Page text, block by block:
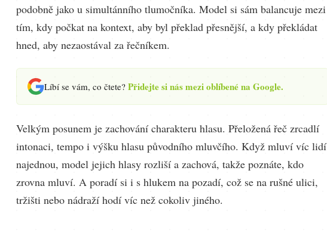
podobně jako u simultánního tlumočníka. Model si sám balancuje mezi
tím, kdy počkat na kontext, aby byl překlad přesnější, a kdy překládat
hned, aby nezaostával za řečníkem.
Líbí se vám, co čtete? Přidejte si nás mezi oblíbené na Google.
Velkým posunem je zachování charakteru hlasu. Přeložená řeč zrcadlí
intonaci, tempo i výšku hlasu původního mluvčího. Když mluví víc lidí
najednou, model jejich hlasy rozliší a zachová, takže poznáte, kdo
zrovna mluví. A poradí si i s hlukem na pozadí, což se na rušné ulici,
tržišti nebo nádraží hodí víc než cokoliv jiného.